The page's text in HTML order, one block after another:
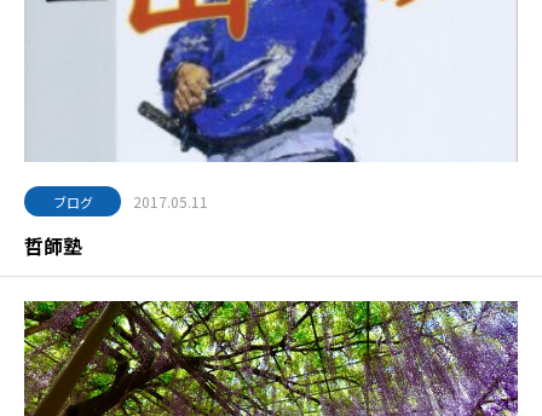
ブログ 2017.05.11
哲師塾